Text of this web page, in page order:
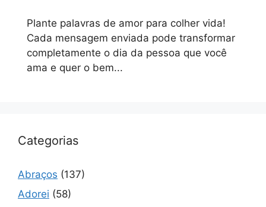
Plante palavras de amor para colher vida!
Cada mensagem enviada pode transformar
completamente o dia da pessoa que você
ama e quer o bem...
Categorias
Abraços (137)
Adorei (58)